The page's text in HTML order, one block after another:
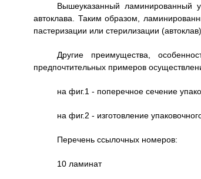
Вышеуказанный ламинированный
автоклава. Таким образом,
пастеризации или стерилизации (автоклав).
Другие преимущества,
предпочтительных примеров
на фиг.1 - поперечное сечение
на фиг.2 - изготовление
Перечень ссылочных номеров:
10 ламинат